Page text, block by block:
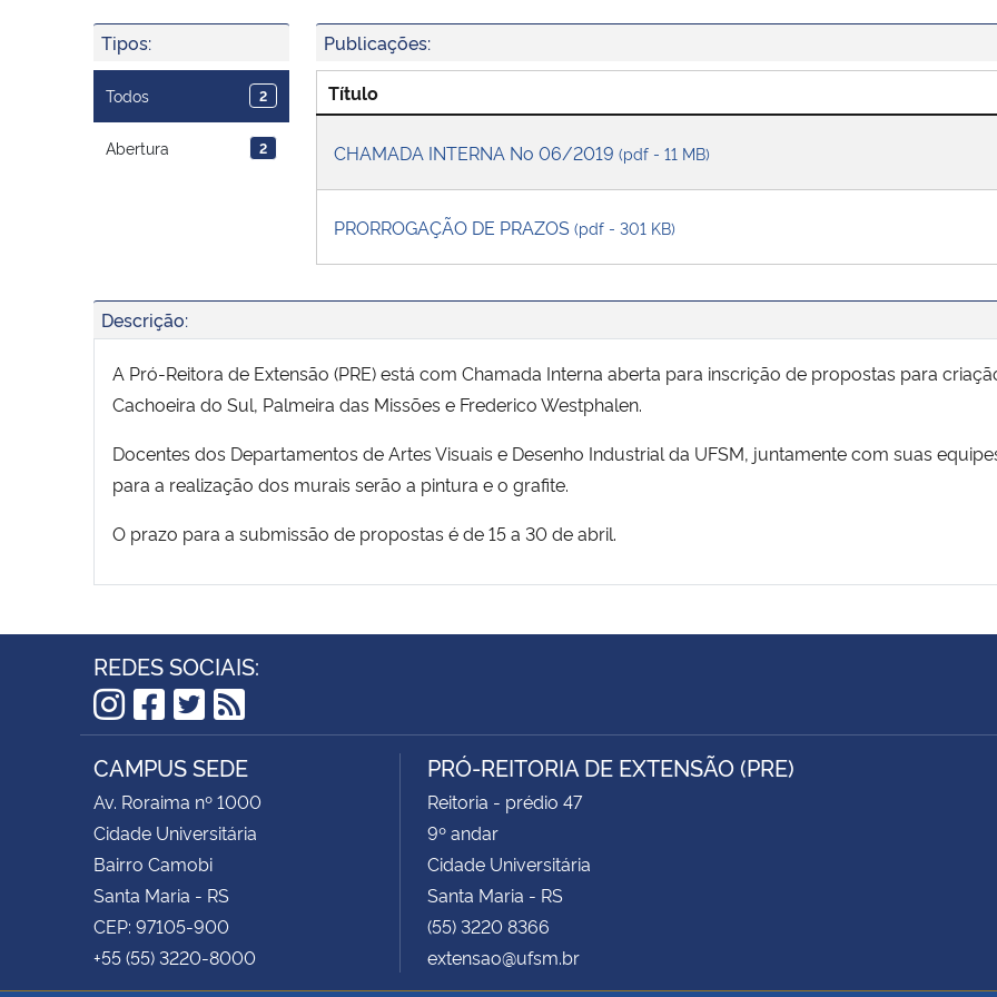
Tipos:
Todos 2
Abertura 2
Publicações:
Título
CHAMADA INTERNA No 06/2019 (pdf - 11 MB)
PRORROGAÇÃO DE PRAZOS (pdf - 301 KB)
Descrição:
A Pró-Reitora de Extensão (PRE) está com Chamada Interna aberta para inscrição de propostas para
Cachoeira do Sul, Palmeira das Missões e Frederico Westphalen.
Docentes dos Departamentos de Artes Visuais e Desenho Industrial da UFSM, juntamente com suas
para a realização dos murais serão a pintura e o grafite.
O prazo para a submissão de propostas é de 15 a 30 de abril.
REDES SOCIAIS:
Instagram
Facebook
Twitter
RSS
CAMPUS SEDE
Av. Roraima nº 1000
Cidade Universitária
Bairro Camobi
Santa Maria - RS
CEP: 97105-900
+55 (55) 3220-8000
PRÓ-REITORIA DE EXTENSÃO (PRE)
Reitoria - prédio 47
9º andar
Cidade Universitária
Santa Maria - RS
(55) 3220 8366
extensao@ufsm.br